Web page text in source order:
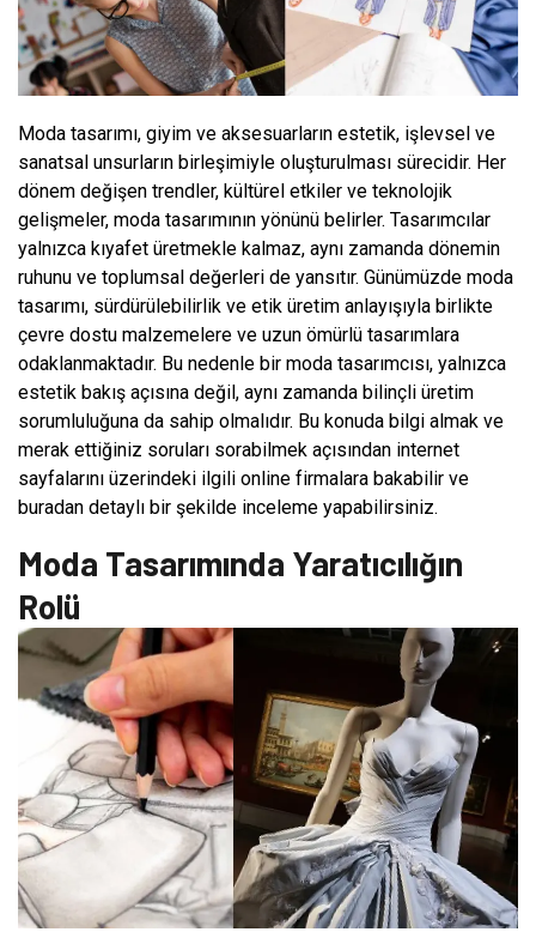
Moda tasarımı, giyim ve aksesuarların estetik, işlevsel ve
sanatsal unsurların birleşimiyle oluşturulması sürecidir. Her
dönem değişen trendler, kültürel etkiler ve teknolojik
gelişmeler, moda tasarımının yönünü belirler. Tasarımcılar
yalnızca kıyafet üretmekle kalmaz, aynı zamanda dönemin
ruhunu ve toplumsal değerleri de yansıtır. Günümüzde moda
tasarımı, sürdürülebilirlik ve etik üretim anlayışıyla birlikte
çevre dostu malzemelere ve uzun ömürlü tasarımlara
odaklanmaktadır. Bu nedenle bir moda tasarımcısı, yalnızca
estetik bakış açısına değil, aynı zamanda bilinçli üretim
sorumluluğuna da sahip olmalıdır. Bu konuda bilgi almak ve
merak ettiğiniz soruları sorabilmek açısından internet
sayfalarını üzerindeki ilgili online firmalara bakabilir ve
buradan detaylı bir şekilde inceleme yapabilirsiniz.
Moda Tasarımında Yaratıcılığın
Rolü